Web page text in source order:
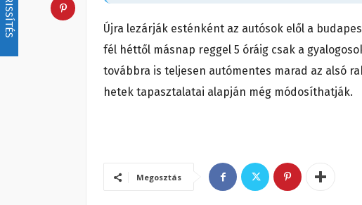
FRISSÍTÉS
Újra lezárják esténként az autósok elől a
fél héttől másnap reggel 5 óráig csak a
továbbra is teljesen autómentes marad az alsó
hetek tapasztalatai alapján még módosíthatják.
Megosztás